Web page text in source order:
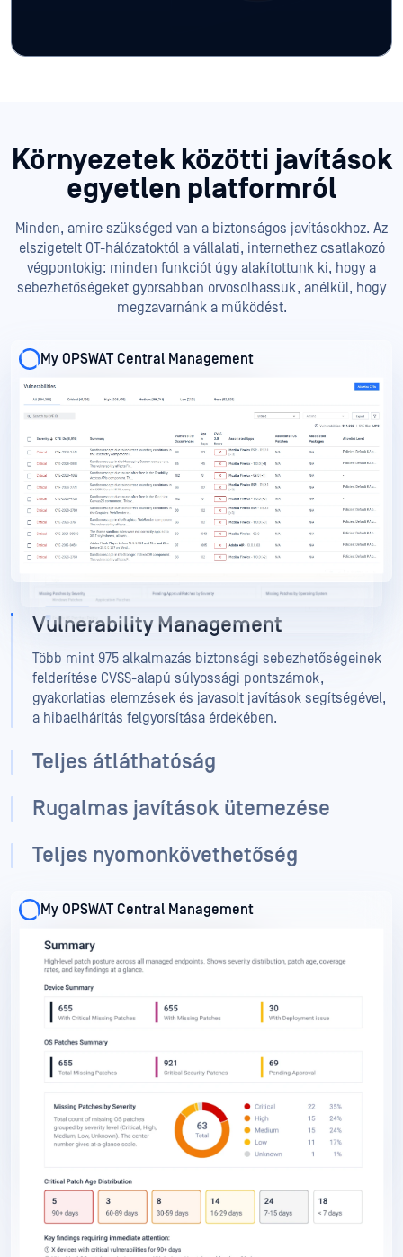
Környezetek közötti javítások
egyetlen platformról
Minden, amire szükséged van a biztonságos javításokhoz. Az
elszigetelt OT-hálózatoktól a vállalati, internethez csatlakozó
végpontokig: minden funkciót úgy alakítottunk ki, hogy a
sebezhetőségeket gyorsabban orvosolhassuk, anélkül, hogy
megzavarnánk a működést.
Vulnerability Management
Több mint 975 alkalmazás biztonsági sebezhetőségeinek
felderítése CVSS-alapú súlyossági pontszámok,
gyakorlatias elemzések és javasolt javítások segítségével,
a hibaelhárítás felgyorsítása érdekében.
Teljes átláthatóság
Rugalmas javítások ütemezése
Teljes nyomonkövethetőség
My OPSWAT Central Management
My OPSWAT Central Management
My OPSWAT Central Management
My OPSWAT Central Management
My OPSWAT Central Management
My OPSWAT Central Management
My OPSWAT Central Management